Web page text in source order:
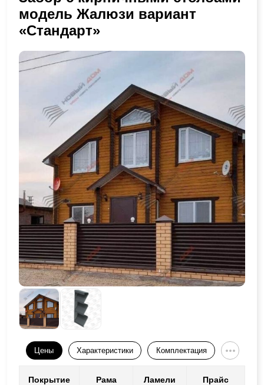
модель Жалюзи вариант
«Стандарт»
Цены Характеристики Комплектация
Покрытие Рама Ламели Прайс